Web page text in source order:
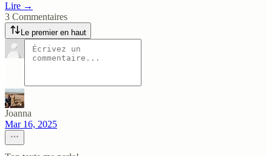
Lire →
3 Commentaires
Le premier en haut
Joanna
Mar 16, 2025